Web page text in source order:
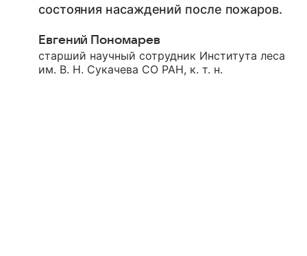
состояния насаждений после пожаров.
Евгений Пономарев
старший научный сотрудник Института леса
им. В. Н. Сукачева СО РАН, к. т. н.